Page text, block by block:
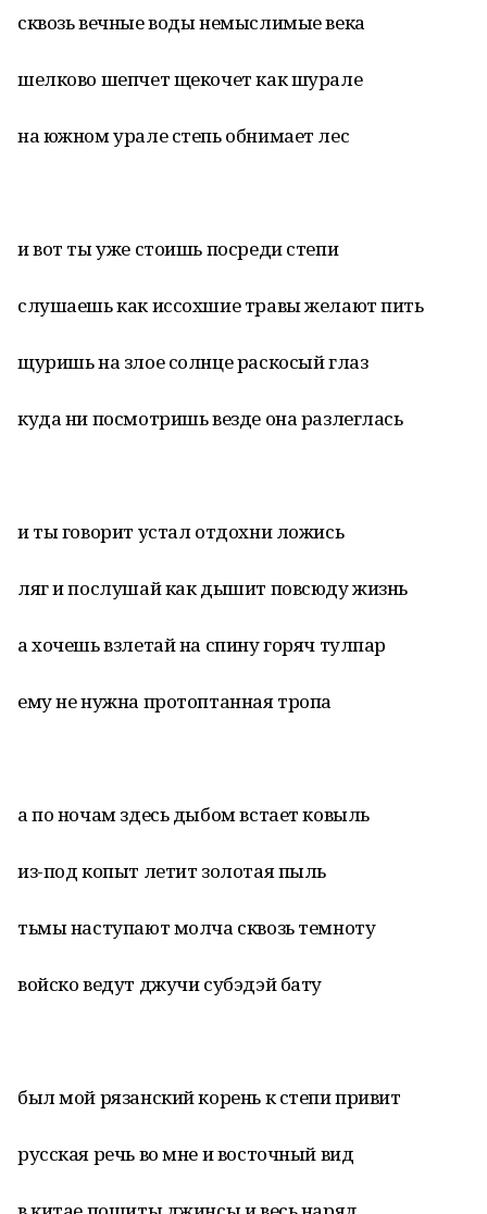
сквозь вечные воды немыслимые века
шелково шепчет щекочет как шурале
на южном урале степь обнимает лес
и вот ты уже стоишь посреди степи
слушаешь как иссохшие травы желают пить
щуришь на злое солнце раскосый глаз
куда ни посмотришь везде она разлеглась
и ты говорит устал отдохни ложись
ляг и послушай как дышит повсюду жизнь
а хочешь взлетай на спину горяч тулпар
ему не нужна протоптанная тропа
а по ночам здесь дыбом встает ковыль
из-под копыт летит золотая пыль
тьмы наступают молча сквозь темноту
войско ведут джучи субэдэй бату
был мой рязанский корень к степи привит
русская речь во мне и восточный вид